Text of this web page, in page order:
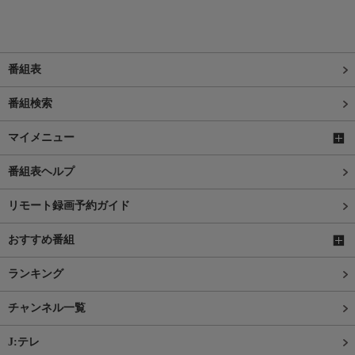
番組表
番組検索
マイメニュー
番組表ヘルプ
リモート録画予約ガイド
おすすめ番組
ランキング
チャンネル一覧
J:テレ